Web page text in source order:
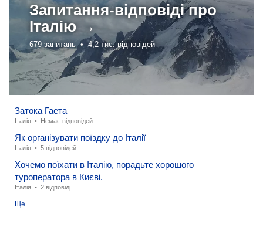
Запитання-відповіді про
Італію →
679 запитань •4,2 тис. відповідей
Затока Гаета
Італія • Немає відповідей
Як організувати поїздку до Італії
Італія • 5 відповідей
Хочемо поїхати в Італію, порадьте хорошого
туроператора в Києві.
Італія • 2 відповіді
Ще...